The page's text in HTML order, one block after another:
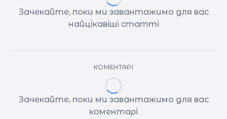
Зачекайте, поки ми завантажимо для вас
найцікавіші статті
КОМЕНТАРІ
Зачекайте, поки ми завантажимо для вас
коментарі